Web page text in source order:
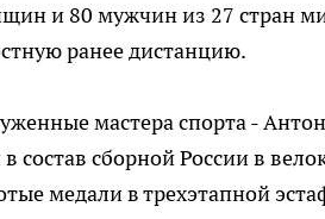
и 80 мужчин из 27 стран
ранее дистанцию.
мастера спорта -
сборной России в
медали в трехэтапной